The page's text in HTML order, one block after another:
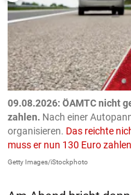
09.08.2026: ÖAMTC nicht
zahlen. Nach einer
organisieren. Das reichte
muss er nun 130 Euro
Getty Images/iStockphoto